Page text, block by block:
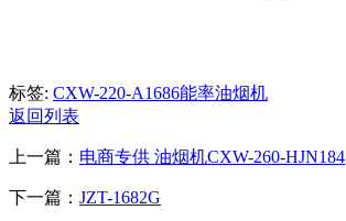
标签: CXW-220-A1686能率油烟机
返回列表
上一篇： 电商专供 油烟机CXW-260-HJN184
下一篇： JZT-1682G